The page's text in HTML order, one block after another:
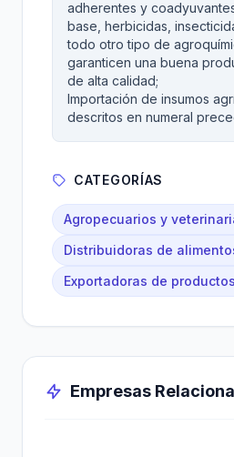
adherentes y
base, herbicidas,
todo otro tipo de
garanticen una buena
de alta calidad;
Importación de insumos
descritos en numeral
CATEGORÍAS
Agropecuarios y
Distribuidoras de
Exportadoras de
Empresas